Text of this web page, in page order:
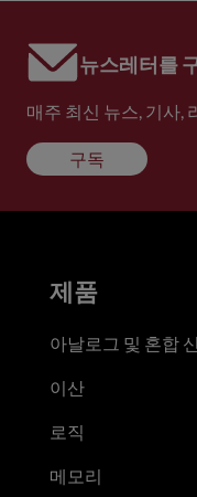
뉴스레터를
매주 최신 뉴스, 기사,
구독
제품
아날로그 및 혼합
이산
로직
메모리